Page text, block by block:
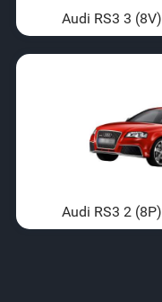
Audi RS3 3 (8V)
Audi RS3 2 (8P)